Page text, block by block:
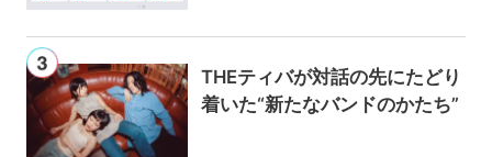
THEティバが対話の先にたどり
着いた“新たなバンドのかたち”